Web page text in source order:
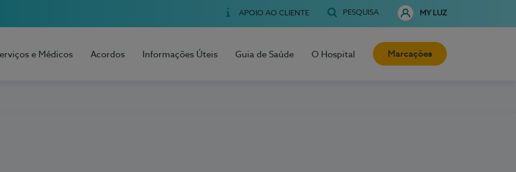
APOIO AO CLIENTE PESQUISA MY LUZ
e Médicos Acordos Informações Úteis Guia de Saúde O Hospital Marcações